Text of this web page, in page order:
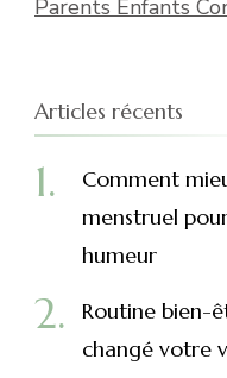
Parents Enfants
Articles récents
Comment
menstruel
humeur
Routine bien-
changé votre